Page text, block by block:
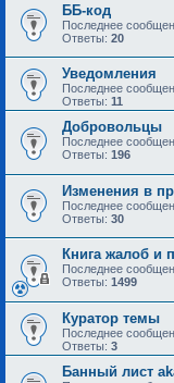
ББ-код
Последнее
Ответы: 20
Уведомления
Последнее
Ответы: 11
Добровольцы
Последнее
Ответы: 196
Изменения в
Последнее
Ответы: 30
Книга жалоб и
Последнее
Ответы: 1499
Куратор темы
Последнее
Ответы: 3
Банный лист